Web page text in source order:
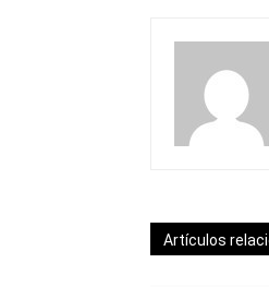
Artículos